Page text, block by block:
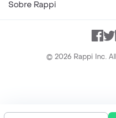
Sobre Rappi
© 2026 Rappi Inc.